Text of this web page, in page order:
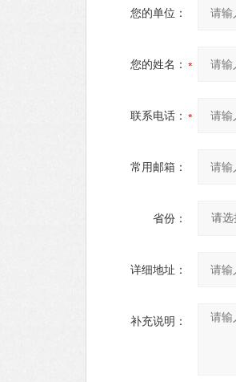
您的单位：
您的姓名：
联系电话：
常用邮箱：
省份：
详细地址：
补充说明：